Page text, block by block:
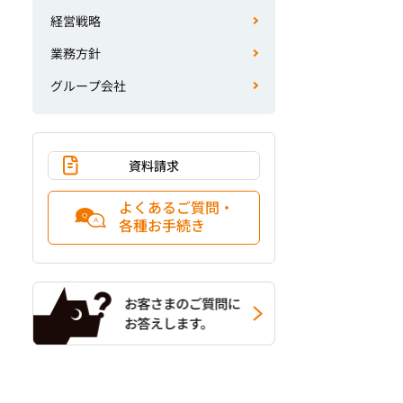
経営戦略
業務方針
グループ会社
資料請求
よくあるご質問・
各種お手続き